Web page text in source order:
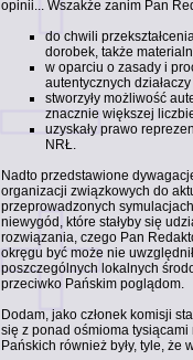
opinii... Wszakże zanim Pan
do chwili
dorobek, także
w oparciu o zasady i
autentycznych
stworzyły możliwość
znacznie większej
uzyskały prawo
NRŁ.
Nadto przedstawione
organizacji związkowych do
przeprowadzonych
niewygód, które stałyby się
rozwiązania, czego Pan
okręgu być może nie
poszczególnych lokalnych
przeciwko Pańskim poglądom.
Dodam, jako członek komisji
się z ponad ośmioma
Pańskich również były, tyle, że